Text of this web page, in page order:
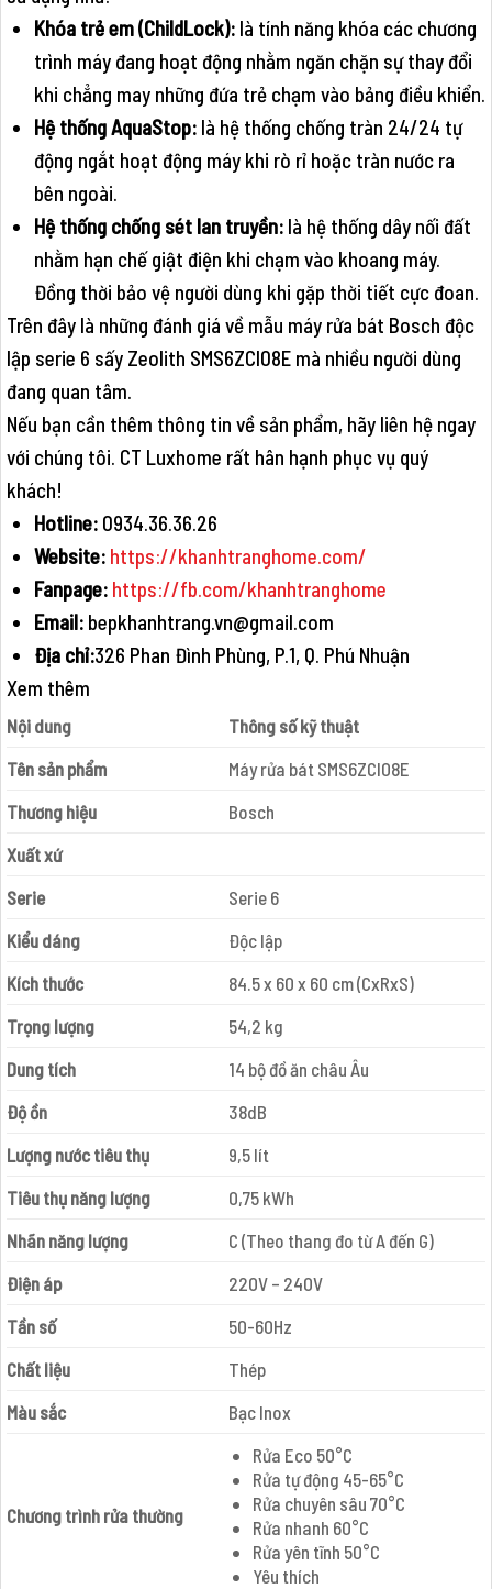
Khóa trẻ em (ChildLock):là tính năng khóa các chương
trình máy đang hoạt động nhằm ngăn chặn sự thay đổi
khi chẳng may những đứa trẻ chạm vào bảng điều khiển.
Hệ thống AquaStop:là hệ thống chống tràn 24/24 tự
động ngắt hoạt động máy khi rò rỉ hoặc tràn nước ra
bên ngoài.
Hệ thống chống sét lan truyền:là hệ thống dây nối đất
nhằm hạn chế giật điện khi chạm vào khoang máy.
Đồng thời bảo vệ người dùng khi gặp thời tiết cực đoan.
Trên đây là những đánh giá về mẫu máy rửa bát Bosch độc
lập serie 6 sấy Zeolith SMS6ZCI08E mà nhiều người dùng
đang quan tâm.
Nếu bạn cần thêm thông tin về sản phẩm, hãy liên hệ ngay
với chúng tôi. CT Luxhome rất hân hạnh phục vụ quý
khách!
Hotline:0934.36.36.26
Website: https://khanhtranghome.com/
Fanpage: https://fb.com/khanhtranghome
Email: bepkhanhtrang.vn@gmail.com
Địa chỉ:326 Phan Đình Phùng, P.1, Q. Phú Nhuận
Xem thêm
Nội dung
Thông số kỹ thuật
Tên sản phẩm
Máy rửa bát SMS6ZCI08E
Thương hiệu
Bosch
Xuất xứ
Serie
Serie 6
Kiểu dáng
Độc lập
Kích thước
84.5 x 60 x 60 cm (CxRxS)
Trọng lượng
54,2 kg
Dung tích
14 bộ đồ ăn châu Âu
Độ ồn
38dB
Lượng nước tiêu thụ
9,5 lít
Tiêu thụ năng lượng
0,75 kWh
Nhãn năng lượng
C (Theo thang đo từ A đến G)
Điện áp
220V – 240V
Tần số
50-60Hz
Chất liệu
Thép
Màu sắc
Bạc Inox
Chương trình rửa thường
Rửa Eco 50°C
Rửa tự động 45-65°C
Rửa chuyên sâu 70°C
Rửa nhanh 60°C
Rửa yên tĩnh 50°C
Yêu thích